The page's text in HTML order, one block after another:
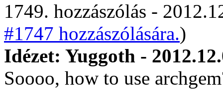
1749. hozzászólás -
#1747 hozzászólására.)
Idézet: Yuggoth -
Soooo, how to use